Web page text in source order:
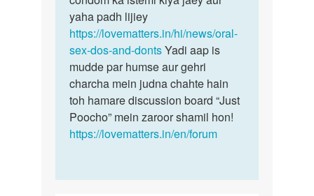
bahut
by
bhupendar
yaha padh lijiey
https://lovematters.in/hi/news/oral-
sex-dos-and-dontsYadi aap is
mudde par humse aur gehri
charcha mein judna chahte hain
toh hamare discussion board “Just
Poocho” mein zaroor shamil hon!
https://lovematters.in/en/forum